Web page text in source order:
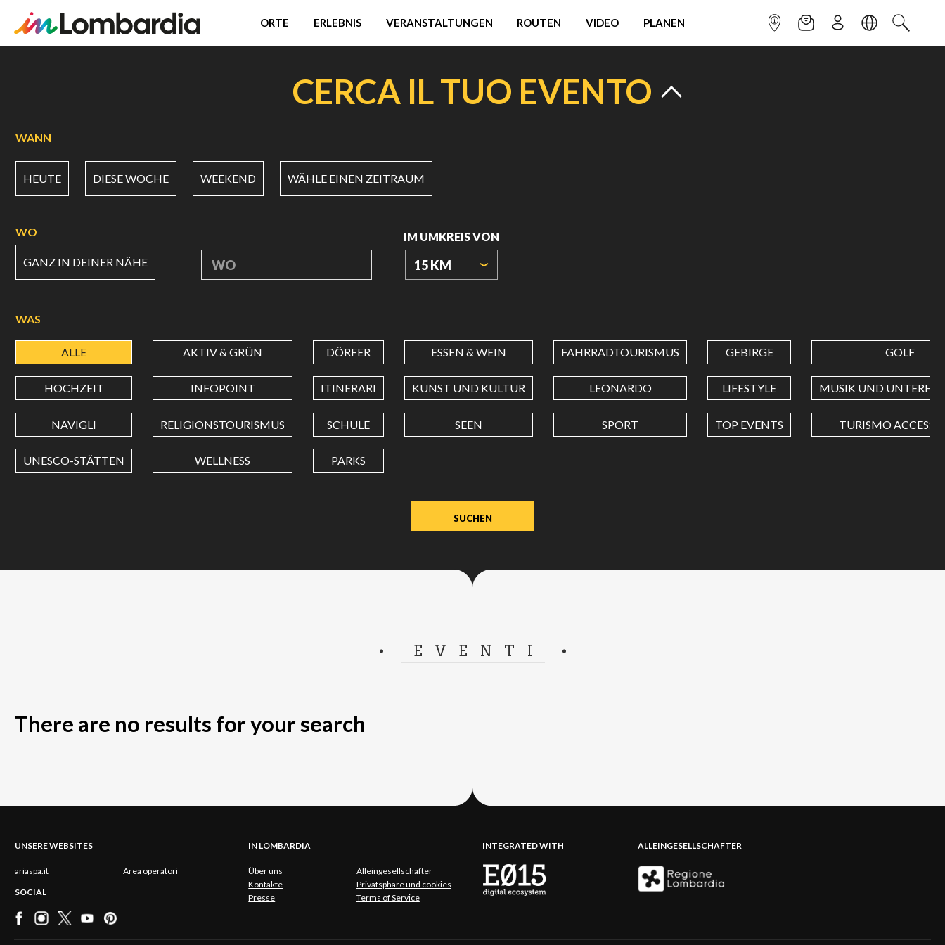
ORTE ERLEBNIS VERANSTALTUNGEN ROUTEN VIDEO PLANEN INFOPUNKTNEWSLETTER
ANMELDENSPRACHESUCHEN
CERCA IL TUO EVENTO
WANN
HEUTE DIESE WOCHE WEEKEND WÄHLE EINEN ZEITRAUM
WO
GANZ IN DEINER NÄHE WO
IM UMKREIS VON
15 KM
BREITENGRAD
LÄNGENGRAD
Dezimalgrad.
Dezimalzeichen
WAS
ALLE AKTIV & GRÜN DÖRFER ESSEN & WEIN FAHRRADTOURISMUS GEBIRGE GOLF
HOCHZEIT INFOPOINT ITINERARI KUNST UND KULTUR LEONARDO LIFESTYLE MUSIK UND
NAVIGLI RELIGIONSTOURISMUS SCHULE SEEN SPORT TOP EVENTS TURISMO
UNESCO-STÄTTEN WELLNESS PARKS
EVENTI
There are no results for your search
UNSERE WEBSITES
ariaspa.it Area operatori
SOCIAL
IN LOMBARDIA
Über uns
Alleingesellschafter
Kontakte
Privatsphäre und cookies
Presse
Terms of Service
INTEGRATED WITH ALLEINGESELLSCHAFTER